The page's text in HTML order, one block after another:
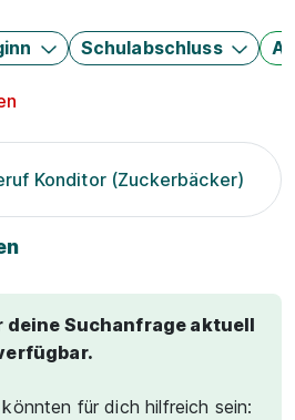
Schulabschluss
Konditor (Zuckerbäcker)
deine Suchanfrage aktuell
für dich hilfreich sein: